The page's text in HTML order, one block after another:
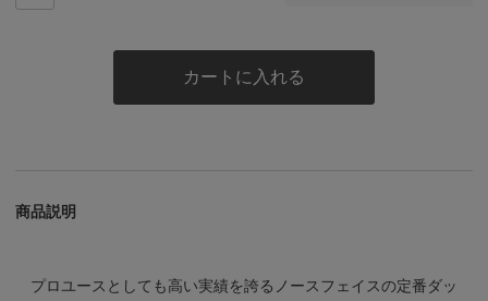
カートに入れる
商品説明
プロユースとしても高い実績を誇るノースフェイスの定番ダッ